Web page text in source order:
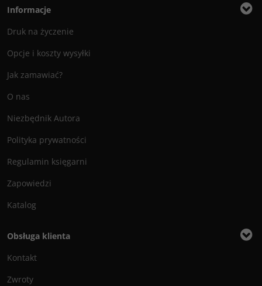
Informacje
Druk na życzenie
Opcje i koszty wysyłki
Jak zamawiać?
O nas
Niezbędnik Autora
Polityka prywatności
Regulamin księgarni
Zapowiedzi
Katalog
Obsługa klienta
Kontakt
Zwroty